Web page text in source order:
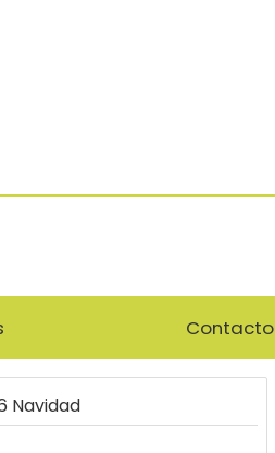
Contacto
Navidad